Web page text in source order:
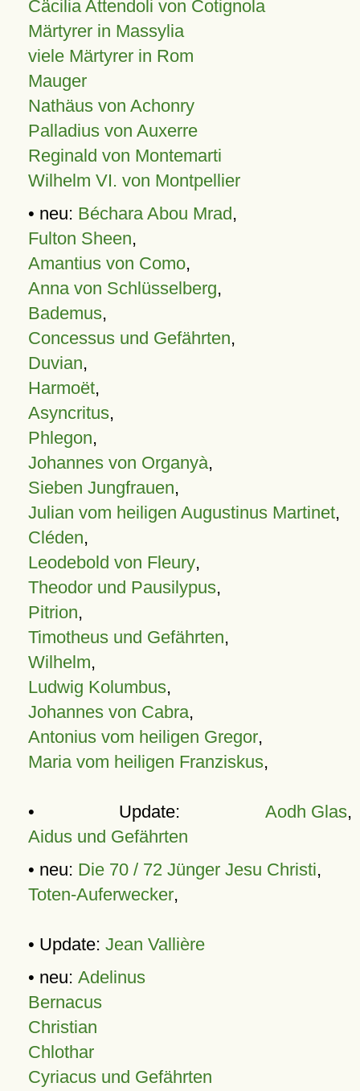
Cäcilia Attendoli von Cotignola
Märtyrer in Massylia
viele Märtyrer in Rom
Mauger
Nathäus von Achonry
Palladius von Auxerre
Reginald von Montemarti
Wilhelm VI. von Montpellier
• neu: Béchara Abou Mrad,
Fulton Sheen,
Amantius von Como,
Anna von Schlüsselberg,
Bademus,
Concessus und Gefährten,
Duvian,
Harmoët,
Asyncritus,
Phlegon,
Johannes von Organyà,
Sieben Jungfrauen,
Julian vom heiligen Augustinus Martinet,
Cléden,
Leodebold von Fleury,
Theodor und Pausilypus,
Pitrion,
Timotheus und Gefährten,
Wilhelm,
Ludwig Kolumbus,
Johannes von Cabra,
Antonius vom heiligen Gregor,
Maria vom heiligen Franziskus,
• Update: Aodh Glas,
Aidus und Gefährten
• neu: Die 70 / 72 Jünger Jesu Christi,
Toten-Auferwecker,
• Update: Jean Vallière
• neu: Adelinus
Bernacus
Christian
Chlothar
Cyriacus und Gefährten